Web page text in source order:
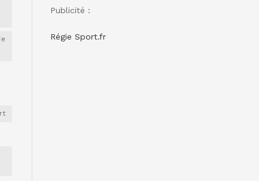
Publicité :
Régie Sport.fr